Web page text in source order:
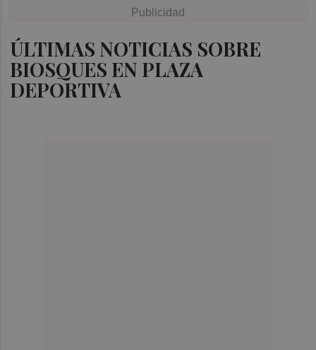
ÚLTIMAS NOTICIAS SOBRE
BIOSQUES EN PLAZA
DEPORTIVA